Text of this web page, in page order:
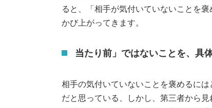
ると、「相手が気付いていないことを
かび上がってきます。
当たり前」ではないことを、具
相手の気付いていないことを褒めるに
だと思っている、しかし、第三者から